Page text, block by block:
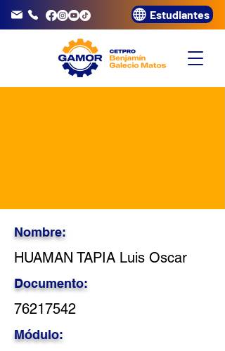
3320072 Estudiantes
Nombre:
HUAMAN TAPIA Luis Oscar
Documento:
76217542
Módulo: